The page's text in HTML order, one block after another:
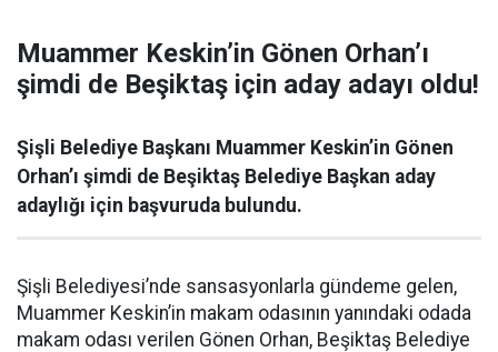
Muammer Keskin’in Gönen Orhan’ı
şimdi de Beşiktaş için aday adayı oldu!
Şişli Belediye Başkanı Muammer Keskin’in Gönen
Orhan’ı şimdi de Beşiktaş Belediye Başkan aday
adaylığı için başvuruda bulundu.
Şişli Belediyesi’nde sansasyonlarla gündeme gelen,
Muammer Keskin’in makam odasının yanındaki odada
makam odası verilen Gönen Orhan, Beşiktaş Belediye